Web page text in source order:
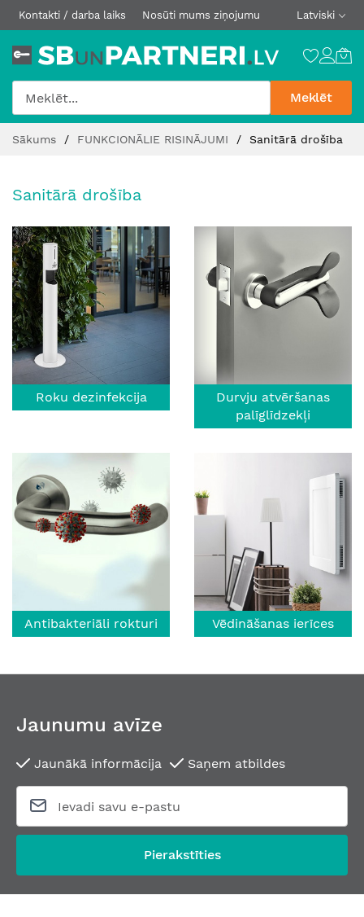
Kontakti / darba laiks Nosūti mums ziņojumu Latviski
Meklēt
Sākums FUNKCIONĀLIE RISINĀJUMI Sanitārā drošība
Sanitārā drošība
Roku dezinfekcija
Durvju atvēršanas
palīglīdzekļi
Antibakteriāli rokturi Vēdināšanas ierīces
Jaunumu avīze
Jaunākā informācija Saņem atbildes
Pierakstīties